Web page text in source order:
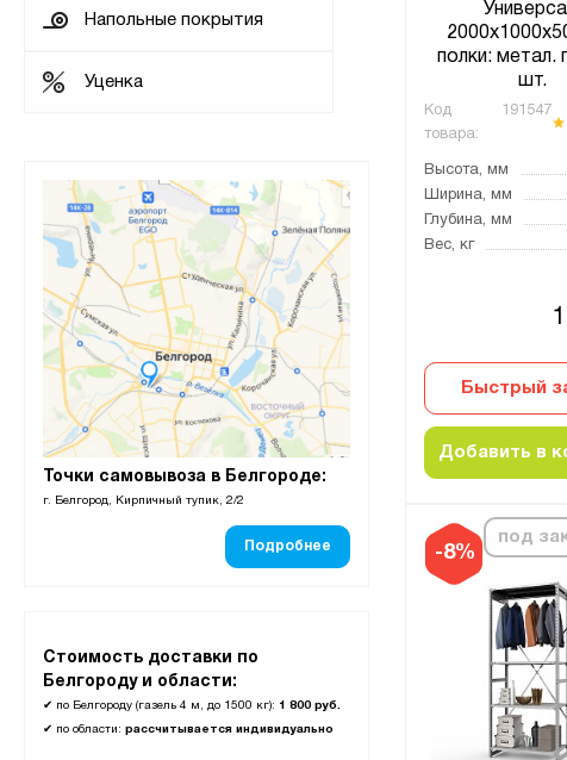
Напольные покрытия
Уценка
Точки самовывоза в Белгороде:
г. Белгород, Кирпичный тупик, 2/2
Подробнее
Стоимость доставки по
Белгороду и области:
✔ по Белгороду (газель 4 м, до 1500 кг): 1 800 руб.
✔ по области: рассчитывается индивидуально
полки: метал.
шт.
Код
товара:
191547
Высота, мм
Ширина, мм
Глубина, мм
Вес, кг
Быстрый
Добавить в
-8%
под